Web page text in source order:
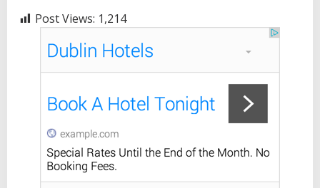
Post Views: 1,214